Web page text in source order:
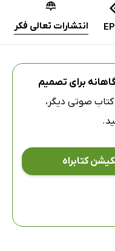
انتشارات تعالی فکر
برای تصمیم‌
صوتی دیگر،
کتابراه